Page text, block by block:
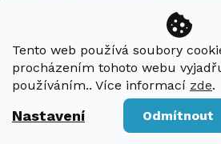
Tento web používá soubory
procházením tohoto webu
používáním.. Více informací zde.
Nastavení Odmítnout
3 799 Kč
Inovativní horkovzdušná